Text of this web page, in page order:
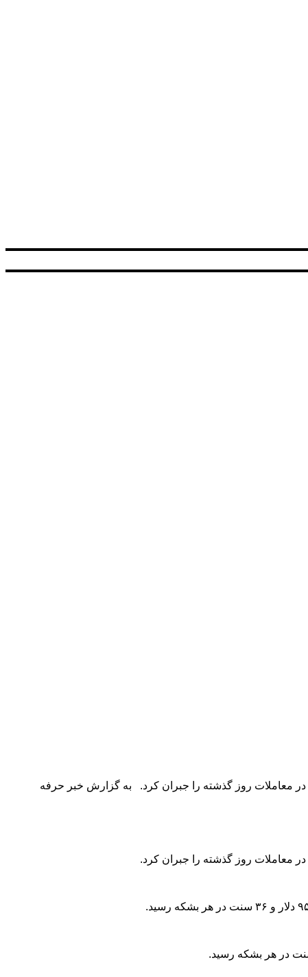
در معاملات روز گذشته را جبران کرد. به گزارش خبر حرفه
معاملات روز گذشته را جبران کرد.